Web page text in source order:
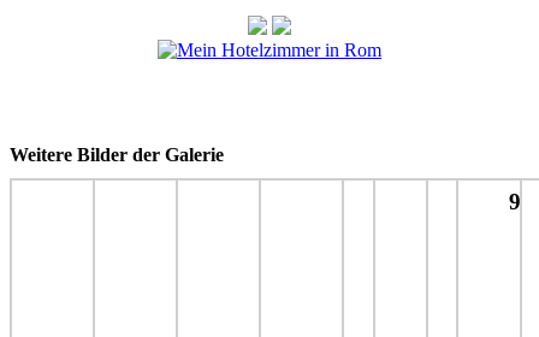
Weitere Bilder der Galerie
9